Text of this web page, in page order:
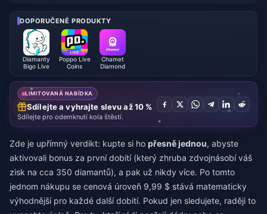
DOPORUČENÉ PRODUKTY
Diamanty
Bigo Live
Poppo Live
Coins
Chamet
Diamond
LIMITOVANÁ NABÍDKA
Sdílejte a vyhrajte slevu až 10 %
Sdílejte pro odemknutí kola štěstí.
Zde je upřímný verdikt: kupte si ho přesně jednou, abyste
aktivovali bonus za první dobití (který zhruba zdvojnásobí váš
zisk na cca 350 diamantů), a pak už nikdy více. Po tomto
jednom nákupu se cenová úroveň 9,99 $ stává matematicky
výhodnější pro každé další dobití. Pokud jen sledujete, raději to